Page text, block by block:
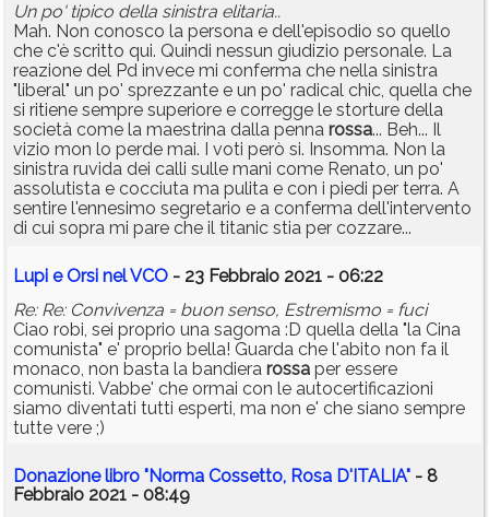
Un po' tipico della sinistra elitaria..
Mah. Non conosco la persona e dell'episodio so quello
che c'è scritto qui. Quindi nessun giudizio personale. La
reazione del Pd invece mi conferma che nella sinistra
"liberal" un po' sprezzante e un po' radical chic, quella che
si ritiene sempre superiore e corregge le storture della
società come la maestrina dalla penna rossa... Beh... Il
vizio mon lo perde mai. I voti però si. Insomma. Non la
sinistra ruvida dei calli sulle mani come Renato, un po'
assolutista e cocciuta ma pulita e con i piedi per terra. A
sentire l'ennesimo segretario e a conferma dell'intervento
di cui sopra mi pare che il titanic stia per cozzare...
Lupi e Orsi nel VCO - 23 Febbraio 2021 - 06:22
Re: Re: Convivenza = buon senso, Estremismo = fuci
Ciao robi, sei proprio una sagoma :D quella della "la Cina
comunista" e' proprio bella! Guarda che l'abito non fa il
monaco, non basta la bandiera rossa per essere
comunisti. Vabbe' che ormai con le autocertificazioni
siamo diventati tutti esperti, ma non e' che siano sempre
tutte vere ;)
Donazione libro "Norma Cossetto, Rosa D'ITALIA" - 8
Febbraio 2021 - 08:49